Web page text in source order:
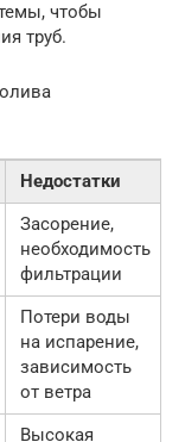
чтобы
труб.
Недостатки
Засорение,
необходимость
фильтрации
Потери воды
на испарение,
зависимость
от ветра
Высокая